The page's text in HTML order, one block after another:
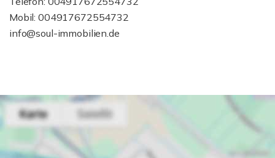
Mobil: 004917672554732
info@soul-immobilien.de